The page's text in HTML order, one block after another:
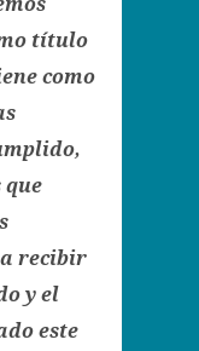
título
como
a recibir
y el
este